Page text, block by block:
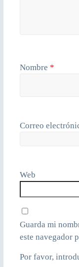
Nombre *
Correo
Web
Guarda mi
este navegador
Por favor,